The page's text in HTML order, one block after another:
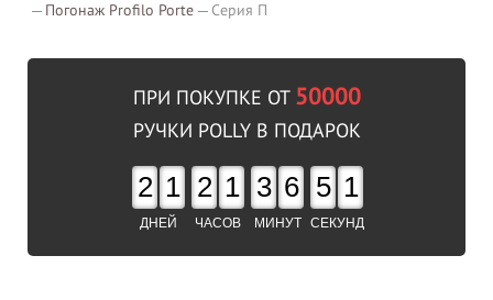
Погонаж Profilo Porte
Серия П
ПРИ ПОКУПКЕ ОТ 50000
РУЧКИ POLLY В ПОДАРОК
2 1
ДНЕЙ
2 1
ЧАСОВ
3 6
МИНУТ
5 0
СЕКУНД